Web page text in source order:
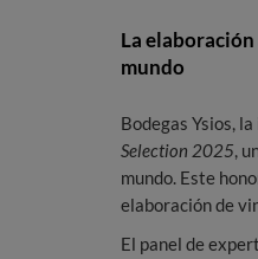
La
mundo
Bodegas Ysios,
Selection 2025,
mundo. Este
elaboración de
El panel de